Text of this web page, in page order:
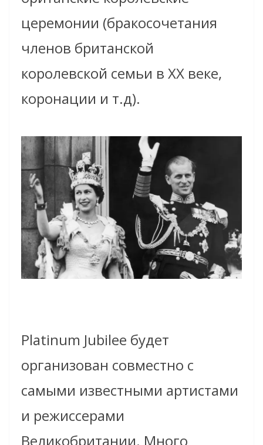
церемонии (бракосочетания
членов британской
королевской семьи в XX веке,
коронации и т.д).
Platinum Jubilee будет
организован совместно с
самыми известными артистами
и режиссерами
Великобритании. Много